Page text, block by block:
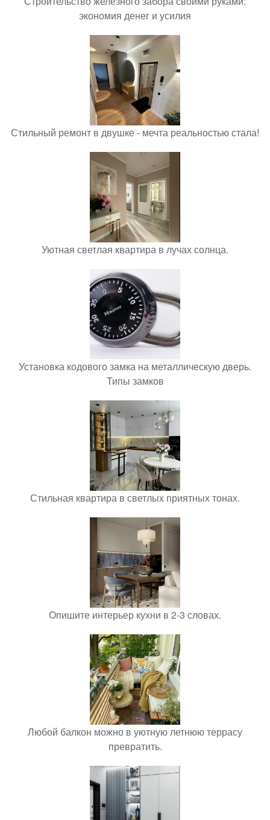
экономия денег и усилия
Стильный ремонт в двушке - мечта реальностью стала!
Уютная светлая квартира в лучах солнца.
Установка кодового замка на металлическую дверь.
Типы замков
Стильная квартира в светлых приятных тонах.
Опишите интерьер кухни в 2-3 словах.
Любой балкон можно в уютную летнюю террасу
превратить.